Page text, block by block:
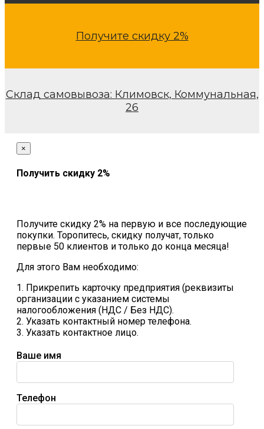
Получите скидку 2%
Склад самовывоза: Климовск, Коммунальная,
26
×
Получить скидку 2%
Получите скидку 2% на первую и все последующие
покупки. Торопитесь, скидку получат, только
первые 50 клиентов и только до конца месяца!
Для этого Вам необходимо:
1. Прикрепить карточку предприятия (реквизиты
организации с указанием системы
налогообложения (НДС / Без НДС).
2. Указать контактный номер телефона.
3. Указать контактное лицо.
Ваше имя
Телефон